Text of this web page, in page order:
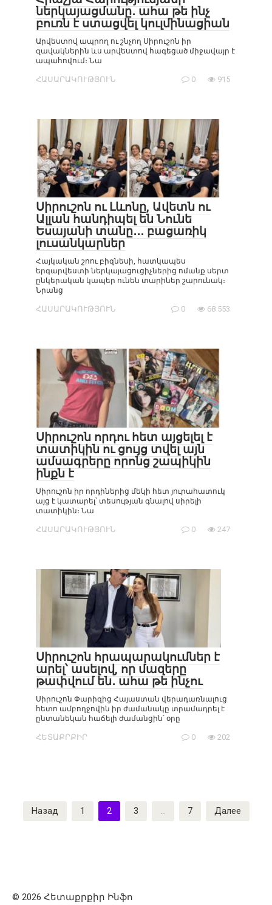
ներկայացմանը․ ահա թե ինչ
բուռն է ստացվել կուլմինացիան
Արվեստով ապրող ու շնչող Սիրուշոն իր
զավակներին ևս արվեստով հագեցած միջավայր է
ապահովում։ Նա
ՀԱՍԱՐԱԿՈՒԹՅՈՒՆ 0 915
Սիրուշոն ու Լևոնը, Ավետն ու
Ալլան հանդիպել են Նունե
Եսայանի տանը․․․ բացառիկ
լուսանկարներ
Հայկական շոու բիզնեսի, հատկապես
երգարվեստի ներկայացուցիչներից ոմանք սերտ
ընկերական կապեր ունեն տարիներ շարունակ։
Նրանց
ՀԱՍԱՐԱԿՈՒԹՅՈՒՆ 0 68 553
Սիրուշոն որդու հետ այցելել է
տատիկին ու ցույց տվել այն
ամսագրերը որոնց շապիկին
ինքն է
Սիրուշոն իր որդիներից մեկի հետ յուրահատուկ
այց է կատարել՝ տեսության գնալով սիրելի
տատիկին։ Նա
ՀԱՍԱՐԱԿՈՒԹՅՈՒՆ 0 247
Սիրուշոն հրապարակումներ է
արել՝ ասելով, որ մազերը
թափվում են․ ահա թե ինչու
Սիրուշոն Փարիզից Հայաստան վերադառնալուց
հետո ամբողջովին իր ժամանակը տրամադրել է
ընտանեկան հաճելի ժամանցին՝ օրը
ՀԵՏԱՔՐՔԻՐ 0 202
Пагинация
записей
Назад 1 2 3 … 7 Далее
© 2026 Հետաքրքիր Ինֆո